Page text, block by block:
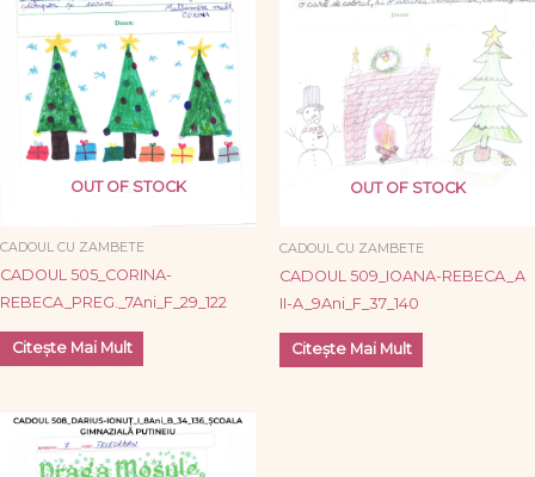
OUT OF STOCK
CADOUL CU ZAMBETE
CADOUL 505_CORINA-
REBECA_PREG._7Ani_F_29_122
Citește Mai Mult
OUT OF STOCK
CADOUL CU ZAMBETE
CADOUL 509_IOANA-REBECA_A
II-A_9Ani_F_37_140
Citește Mai Mult